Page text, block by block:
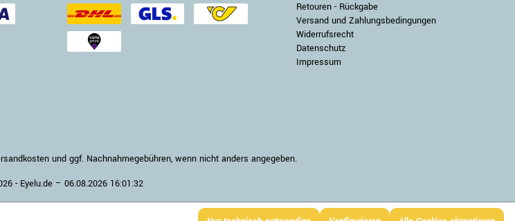
Retouren - Rückgabe
Versand und Zahlungsbedingungen
Widerrufsrecht
Datenschutz
Impressum
und ggf. Nachnahmegebühren, wenn nicht anders angegeben.
- Eyelu.de – 06.08.2026 16:01:32